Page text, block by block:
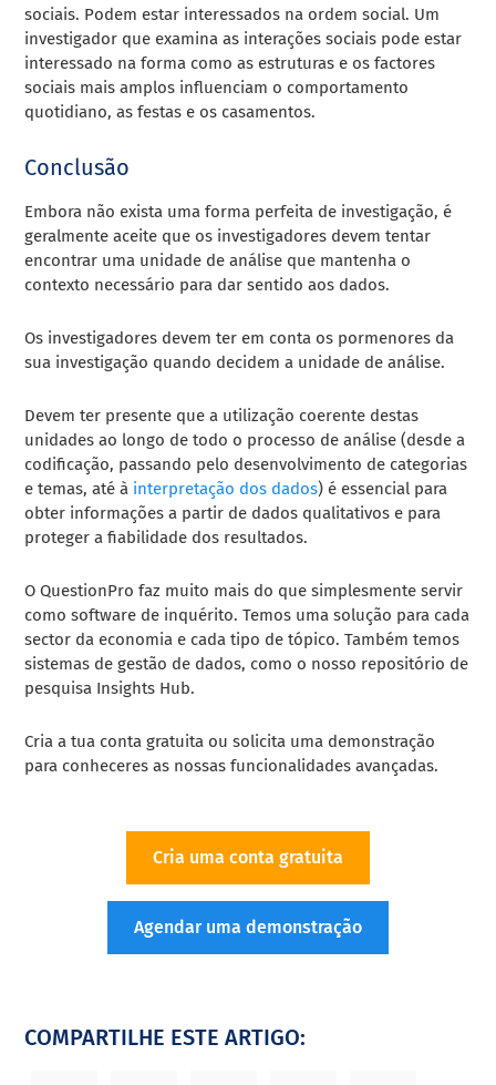
sociais. Podem estar interessados na ordem social. Um
investigador que examina as interações sociais pode estar
interessado na forma como as estruturas e os factores
sociais mais amplos influenciam o comportamento
quotidiano, as festas e os casamentos.
Conclusão
Embora não exista uma forma perfeita de investigação, é
geralmente aceite que os investigadores devem tentar
encontrar uma unidade de análise que mantenha o
contexto necessário para dar sentido aos dados.
Os investigadores devem ter em conta os pormenores da
sua investigação quando decidem a unidade de análise.
Devem ter presente que a utilização coerente destas
unidades ao longo de todo o processo de análise (desde a
codificação, passando pelo desenvolvimento de categorias
e temas, até à interpretação dos dados) é essencial para
obter informações a partir de dados qualitativos e para
proteger a fiabilidade dos resultados.
O QuestionPro faz muito mais do que simplesmente servir
como software de inquérito. Temos uma solução para cada
sector da economia e cada tipo de tópico. Também temos
sistemas de gestão de dados, como o nosso repositório de
pesquisa Insights Hub.
Cria a tua conta gratuita ou solicita uma demonstração
para conheceres as nossas funcionalidades avançadas.
Cria uma conta gratuita
Agendar uma demonstração
COMPARTILHE ESTE ARTIGO: